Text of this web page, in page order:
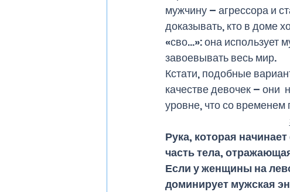
мужчину – агрессора и
доказывать, кто в доме
«сво…»: она использует
завоевывать весь мир.
Кстати, подобные
качестве девочек – они
уровне, что со
Рука, которая
часть тела,
Если у женщины на
доминирует мужская